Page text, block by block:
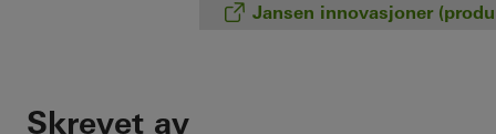
Jansen innovasjoner
Skrevet av